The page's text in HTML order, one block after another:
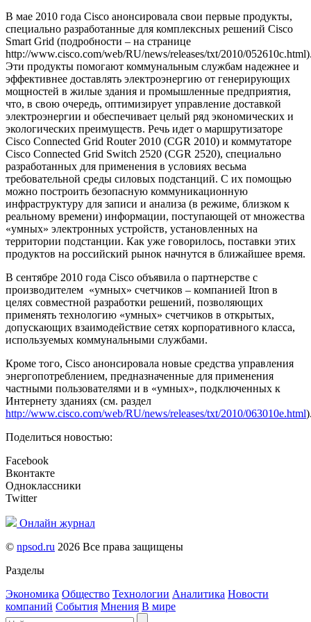
В мае 2010 года Cisco анонсировала свои первые продукты,
специально разработанные для комплексных решений Cisco
Smart Grid (подробности – на странице
http://www.cisco.com/web/RU/news/releases/txt/2010/
Эти продукты помогают коммунальным службам надежнее и
эффективнее доставлять электроэнергию от генерирующих
мощностей в жилые здания и промышленные предприятия,
что, в свою очередь, оптимизирует управление доставкой
электроэнергии и обеспечивает целый ряд экономических и
экологических преимуществ. Речь идет о маршрутизаторе
Cisco Connected Grid Router 2010 (CGR 2010) и коммутаторе
Cisco Connected Grid Switch 2520 (CGR 2520), специально
разработанных для применения в условиях весьма
требовательной среды силовых подстанций. С их помощью
можно построить безопасную коммуникационную
инфраструктуру для записи и анализа (в режиме, близком к
реальному времени) информации, поступающей от множества
«умных» электронных устройств, установленных на
территории подстанции. Как уже говорилось, поставки этих
продуктов на российский рынок начнутся в ближайшее время.
В сентябре 2010 года Cisco объявила о партнерстве с
производителем «умных» счетчиков – компанией Itron в
целях совместной разработки решений, позволяющих
применять технологию «умных» счетчиков в открытых,
допускающих взаимодействие сетях корпоративного класса,
используемых коммунальными службами.
Кроме того, Cisco анонсировала новые средства управления
энергопотреблением, предназначенные для применения
частными пользователями и в «умных», подключенных к
Интернету зданиях (см. раздел
http://www.cisco.com/web/RU/news/releases/txt/2010/063010e.html
Поделиться новостью:
Facebook
Вконтакте
Одноклассники
Twitter
Онлайн журнал
© npsod.ru 2026 Все права защищены
Разделы
Экономика Общество Технологии Аналитика Новости
компаний События Мнения В мире